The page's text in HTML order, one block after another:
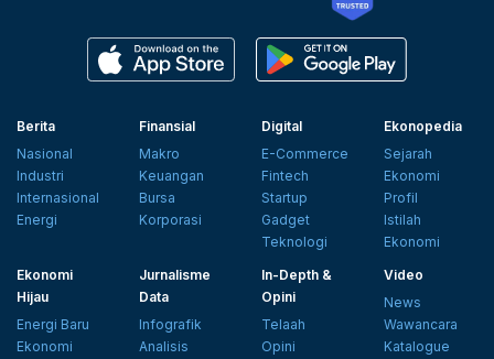
Berita
Nasional
Industri
Internasional
Energi
Finansial
Makro
Keuangan
Bursa
Korporasi
Digital
E-Commerce
Fintech
Startup
Gadget
Teknologi
Ekonopedia
Sejarah
Ekonomi
Profil
Istilah
Ekonomi
Ekonomi
Hijau
Energi Baru
Ekonomi
Jurnalisme
Data
Infografik
Analisis
In-Depth &
Opini
Telaah
Opini
Video
News
Wawancara
Katalogue